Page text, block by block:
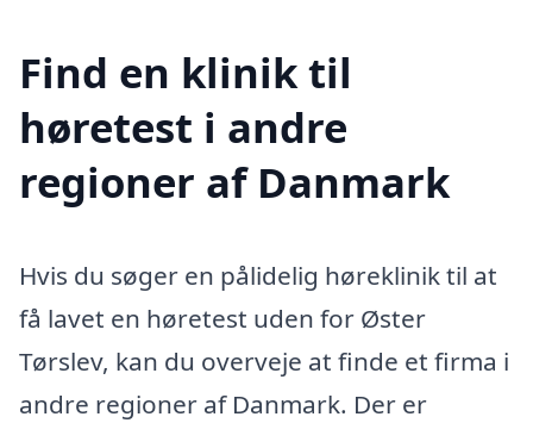
Find en klinik til
høretest i andre
regioner af Danmark
Hvis du søger en pålidelig høreklinik til at
få lavet en høretest uden for Øster
Tørslev, kan du overveje at finde et firma i
andre regioner af Danmark. Der er